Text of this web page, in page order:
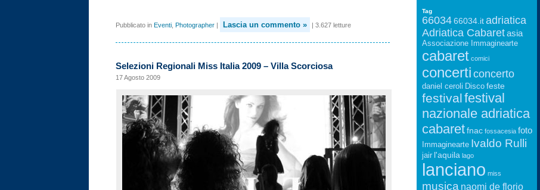
Pubblicato in Eventi, Photographer| Lascia un commento » | 3.627 letture
Selezioni Regionali Miss Italia 2009 – Villa Scorciosa
17 Agosto 2009
Tag
66034 66034.it adriatica
Adriatica Cabaret asia
Associazione Immaginearte
cabaret comici
concerti concerto
daniel ceroli Disco feste
festivalfestival
nazionale adriatica
cabaret fnac fossacesia foto
Immaginearte Ivaldo Rulli
jair l'aquila lago
lanciano miss
musica naomi de florio